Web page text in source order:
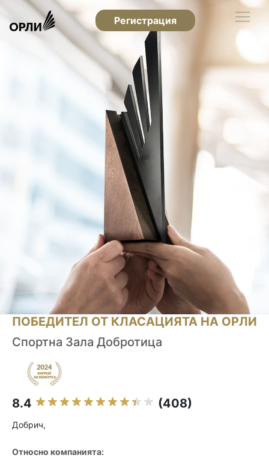
Регистрация
ПОБЕДИТЕЛ ОТ КЛАСАЦИЯТА НА ОРЛИ
Спортна Зала Добротица
8.4 (408)
Добрич,
Относно компанията: